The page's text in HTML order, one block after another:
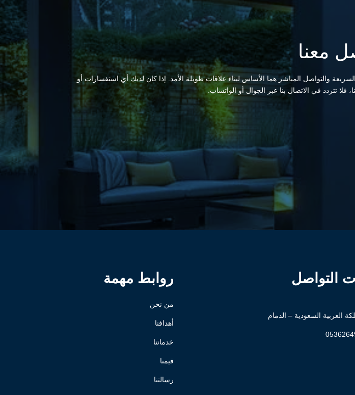
معنا
والتواصل المباشر هما الأساس لبناء علاقات طويلة الأمد. إذا كان لديك أي استفسارات أو
تتردد في الاتصال بنا عبر الجوال أو الواتساب.
روابط مهمة
من نحن
أهدافنا
خدماتنا
قيمنا
رسالتنا
التواصل
العربية السعودية – الدمام